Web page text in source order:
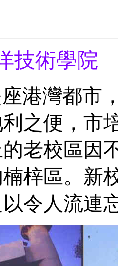
技術學院
灣都市，
之便，市
老校區因
梓區。新
令人流連